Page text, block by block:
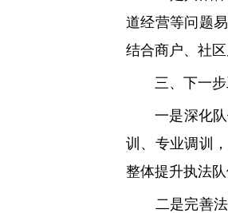
道经营等问题
结合商户、社
三、下一步
一是深化队伍
训、专业调训
整体提升执法
二是完善法